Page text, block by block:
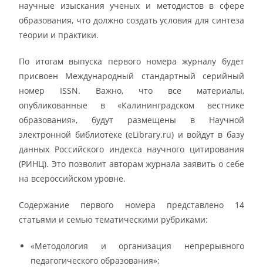
научные изыскания ученых и методистов в сфере
образования, что должно создать условия для синтеза
теории и практики.
По итогам выпуска первого номера журналу будет
присвоен Международный стандартный серийный
номер ISSN. Важно, что все материалы,
опубликованные в «Калининградском вестнике
образования», будут размещены в Научной
электронной библиотеке (eLibrary.ru) и войдут в базу
данных Российского индекса научного цитирования
(РИНЦ). Это позволит авторам журнала заявить о себе
на всероссийском уровне.
Содержание первого номера представлено 14
статьями и семью тематическими рубриками:
«Методология и организация непрерывного
педагогического образования»;